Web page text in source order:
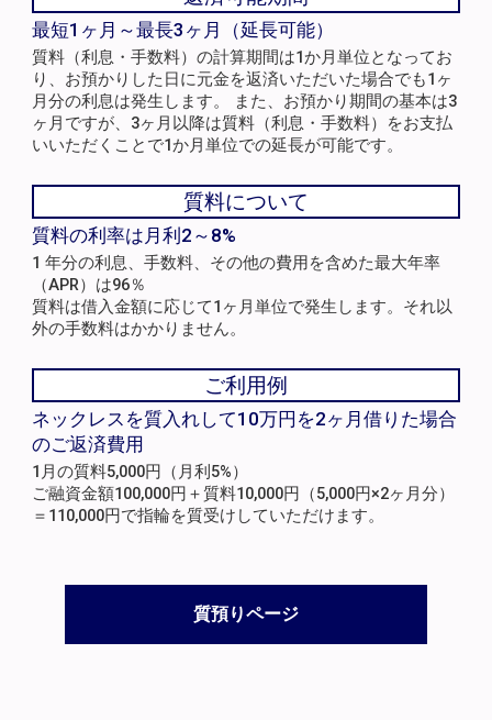
最短1ヶ月～最長3ヶ月（延長可能）
質料（利息・手数料）の計算期間は1か月単位となってお
り、お預かりした日に元金を返済いただいた場合でも1ヶ
月分の利息は発生します。 また、お預かり期間の基本は3
ヶ月ですが、3ヶ月以降は質料（利息・手数料）をお支払
いいただくことで1か月単位での延長が可能です。
質料について
質料の利率は月利2～8%
1 年分の利息、手数料、その他の費用を含めた最大年率
（APR）は96％
質料は借入金額に応じて1ヶ月単位で発生します。それ以
外の手数料はかかりません。
ご利用例
ネックレスを質入れして10万円を2ヶ月借りた場合
のご返済費用
1月の質料5,000円（月利5%）
ご融資金額100,000円＋質料10,000円（5,000円×2ヶ月分）
＝110,000円で指輪を質受けしていただけます。
質預りページ